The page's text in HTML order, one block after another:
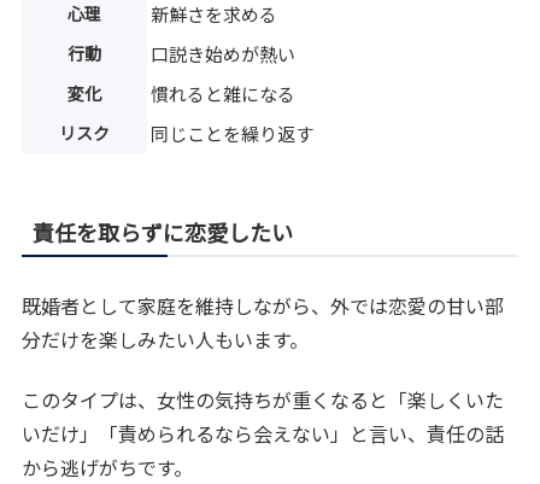
心理 新鮮さを求める
行動 口説き始めが熱い
変化 慣れると雑になる
リスク 同じことを繰り返す
責任を取らずに恋愛したい
既婚者として家庭を維持しながら、外では恋愛の甘い部
分だけを楽しみたい人もいます。
このタイプは、女性の気持ちが重くなると「楽しくいた
いだけ」「責められるなら会えない」と言い、責任の話
から逃げがちです。